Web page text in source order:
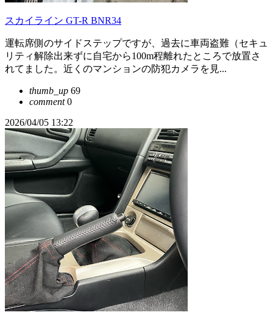
スカイライン GT-R BNR34
運転席側のサイドステップですが、過去に車両盗難（セキュ
リティ解除出来ずに自宅から100m程離れたところで放置さ
れてました。近くのマンションの防犯カメラを見...
thumb_up 69
comment0
2026/04/05 13:22